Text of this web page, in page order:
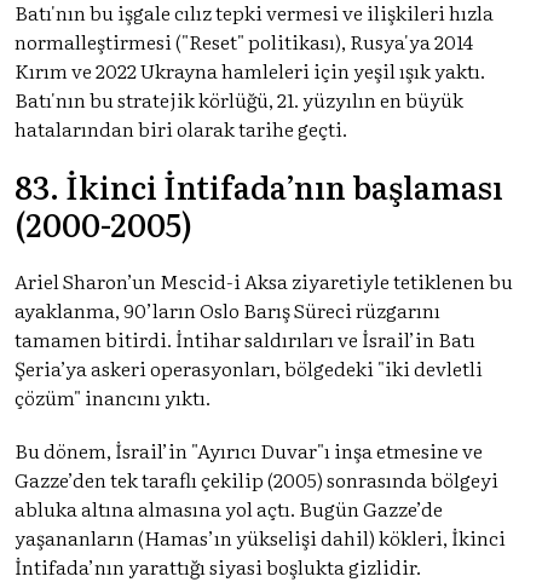
Batı'nın bu işgale cılız tepki vermesi ve ilişkileri hızla
normalleştirmesi ("Reset" politikası), Rusya'ya 2014
Kırım ve 2022 Ukrayna hamleleri için yeşil ışık yaktı.
Batı'nın bu stratejik körlüğü, 21. yüzyılın en büyük
hatalarından biri olarak tarihe geçti.
83. İkinci İntifada’nın başlaması
(2000-2005)
Ariel Sharon’un Mescid-i Aksa ziyaretiyle tetiklenen bu
ayaklanma, 90’ların Oslo Barış Süreci rüzgarını
tamamen bitirdi. İntihar saldırıları ve İsrail’in Batı
Şeria’ya askeri operasyonları, bölgedeki "iki devletli
çözüm" inancını yıktı.
Bu dönem, İsrail’in "Ayırıcı Duvar"ı inşa etmesine ve
Gazze’den tek taraflı çekilip (2005) sonrasında bölgeyi
abluka altına almasına yol açtı. Bugün Gazze’de
yaşananların (Hamas’ın yükselişi dahil) kökleri, İkinci
İntifada’nın yarattığı siyasi boşlukta gizlidir.